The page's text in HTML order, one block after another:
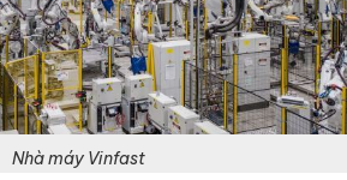
Nhà máy Vinfast